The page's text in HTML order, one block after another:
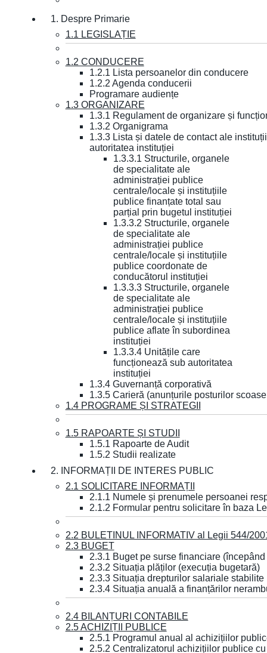
1. Despre Primarie
1.1 LEGISLAȚIE
1.2 CONDUCERE
1.2.1 Lista persoanelor din conducere
1.2.2 Agenda conducerii
Programare audiențe
1.3 ORGANIZARE
1.3.1 Regulament de organizare și
1.3.2 Organigrama
1.3.3 Lista și datele de contact ale
autoritatea instituției
1.3.3.1 Structurile, organele
de specialitate ale
administrației publice
centrale/locale și instituțiile
publice finanțate total sau
parțial prin bugetul instituției
1.3.3.2 Structurile, organele
de specialitate ale
administrației publice
centrale/locale și instituțiile
publice coordonate de
conducătorul instituției
1.3.3.3 Structurile, organele
de specialitate ale
administrației publice
centrale/locale și instituțiile
publice aflate în subordinea
instituției
1.3.3.4 Unitățile care
funcționează sub autoritatea
instituției
1.3.4 Guvernanță corporativă
1.3.5 Carieră (anunțurile posturilor
1.4 PROGRAME ȘI STRATEGII
1.5 RAPOARTE ȘI STUDII
1.5.1 Rapoarte de Audit
1.5.2 Studii realizate
2. INFORMAȚII DE INTERES PUBLIC
2.1 SOLICITARE INFORMAȚII
2.1.1 Numele și prenumele persoanei
2.1.2 Formular pentru solicitare în baza
2.2 BULETINUL INFORMATIV al Legii 544/
2.3 BUGET
2.3.1 Buget pe surse financiare
2.3.2 Situația plăților (execuția bugetară)
2.3.3 Situația drepturilor salariale
2.3.4 Situația anuală a finanțărilor
2.4 BILANȚURI CONTABILE
2.5 ACHIZIȚII PUBLICE
2.5.1 Programul anual al achizițiilor
2.5.2 Centralizatorul achizițiilor publice